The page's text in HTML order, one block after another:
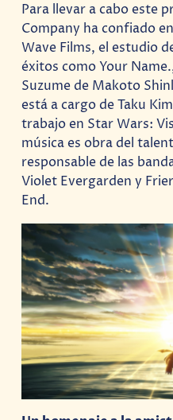
Para llevar a cabo este
Company ha confiado
Wave Films, el estudio
éxitos como Your
Suzume de Makoto
está a cargo de Taku
trabajo en Star Wars:
música es obra del
responsable de las
Violet Evergarden y
End.